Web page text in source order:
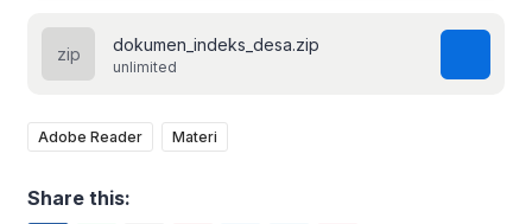
dokumen_indeks_desa.zip
unlimited
Adobe Reader Materi
Share this: